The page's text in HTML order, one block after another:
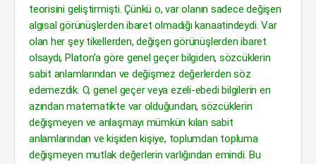
teorisini geliştirmişti. Çünkü o, var olanın sadece değişen
algısal görünüşlerden ibaret olmadığı kanaatindeydi. Var
olan her şey tikellerden, değişen görünüşlerden ibaret
olsaydı, Platon’a göre genel geçer bilgiden, sözcüklerin
sabit anlamlarından ve değişmez değerlerden söz
edemezdik. O, genel geçer veya ezeli-ebedi bilgilerin en
azından matematikte var olduğundan, sözcüklerin
değişmeyen ve anlaşmayı mümkün kılan sabit
anlamlarından ve kişiden kişiye, toplumdan topluma
değişmeyen mutlak değerlerin varlığından emindi. Bu